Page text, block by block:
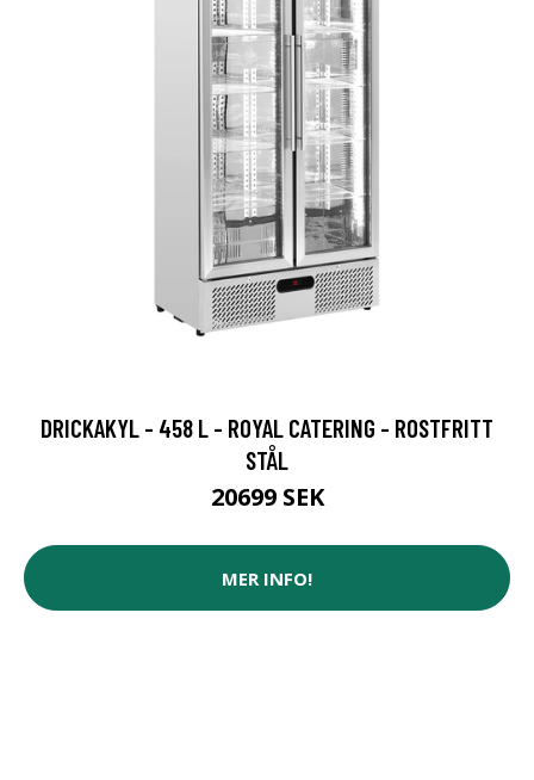
DRICKAKYL - 458 L - ROYAL CATERING - ROSTFRITT
STÅL
20699 SEK
MER INFO!